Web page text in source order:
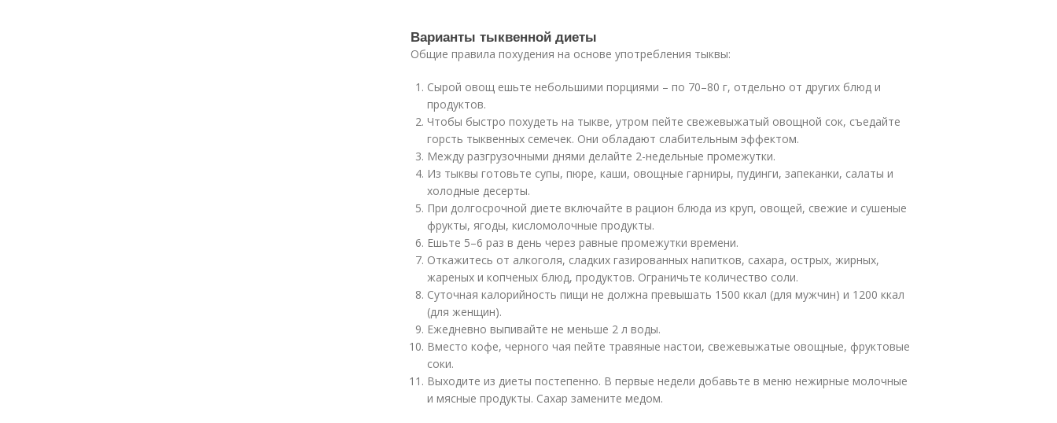
Варианты тыквенной диеты
Общие правила похудения на основе употребления тыквы:
Сырой овощ ешьте небольшими порциями – по 70–80 г, отдельно от других блюд и
продуктов.
Чтобы быстро похудеть на тыкве, утром пейте свежевыжатый овощной сок, съедайте
горсть тыквенных семечек. Они обладают слабительным эффектом.
Между разгрузочными днями делайте 2-недельные промежутки.
Из тыквы готовьте супы, пюре, каши, овощные гарниры, пудинги, запеканки, салаты и
холодные десерты.
При долгосрочной диете включайте в рацион блюда из круп, овощей, свежие и сушеные
фрукты, ягоды, кисломолочные продукты.
Ешьте 5–6 раз в день через равные промежутки времени.
Откажитесь от алкоголя, сладких газированных напитков, сахара, острых, жирных,
жареных и копченых блюд, продуктов. Ограничьте количество соли.
Суточная калорийность пищи не должна превышать 1500 ккал (для мужчин) и 1200 ккал
(для женщин).
Ежедневно выпивайте не меньше 2 л воды.
Вместо кофе, черного чая пейте травяные настои, свежевыжатые овощные, фруктовые
соки.
Выходите из диеты постепенно. В первые недели добавьте в меню нежирные молочные
и мясные продукты. Сахар замените медом.